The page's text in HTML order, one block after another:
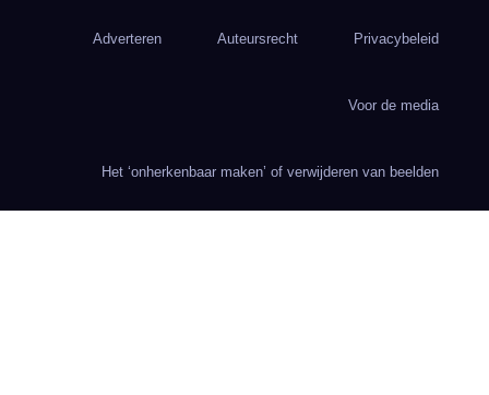
Adverteren Auteursrecht Privacybeleid
Voor de media
Het ‘onherkenbaar maken’ of verwijderen van beelden